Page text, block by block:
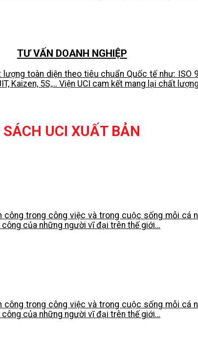
TƯ VẤN DOANH NGHIỆP
toàn diện theo tiêu chuẩn Quốc tế như: ISO
Kaizen, 5S,… Viện UCI cam kết mang lại chất
SÁCH UCI XUẤT BẢN
trong công việc và trong cuộc sống mỗi cá
của những người vĩ đại trên thế giới…
trong công việc và trong cuộc sống mỗi cá
của những người vĩ đại trên thế giới…